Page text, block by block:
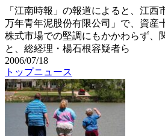
「江南時報」の報道によると、江
万年青年泥股份有限公司」で、資産
株式市場での堅調にもかかわらず、
と、総経理・楊石根容疑者ら
2006/07/18
トップニュース